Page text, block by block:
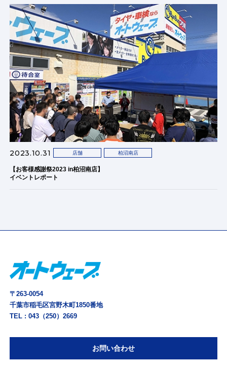
2023.10.31 店舗 柏沼南店
【お客様感謝祭2023 in柏沼南店】
イベントレポート
〒263-0054
千葉市稲毛区宮野木町1850番地
TEL :043（250）2669
お問い合わせ